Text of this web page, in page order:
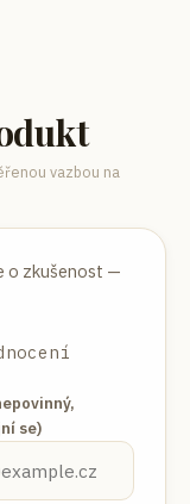
vazbou na
o zkušenost —
se)